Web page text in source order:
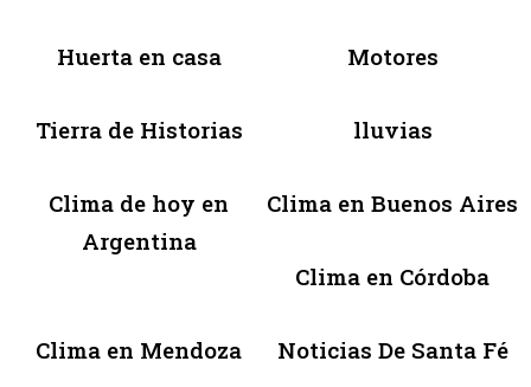
Huerta en casa Motores
Tierra de Historias lluvias
Clima de hoy en
Argentina
Clima en Buenos Aires
Clima en Córdoba
Clima en Mendoza Noticias De Santa Fé